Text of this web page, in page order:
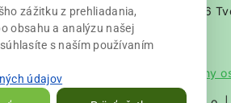
© 2026
Zásady ochrany
zážitku z prehliadania,
obsahu a analýzu našej
s naším používaním
údajov